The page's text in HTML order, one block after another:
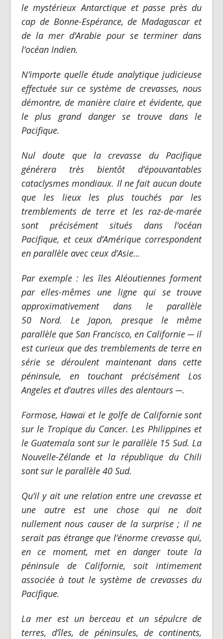
le mystérieux Antarctique et passe près du
cap de Bonne-Espérance, de Madagascar et
de la mer d’Arabie pour se terminer dans
l’océan Indien.
N’importe quelle étude analytique judicieuse
effectuée sur ce système de crevasses, nous
démontre, de manière claire et évidente, que
le plus grand danger se trouve dans le
Pacifique.
Nul doute que la crevasse du Pacifique
générera très bientôt d’épouvantables
cataclysmes mondiaux. Il ne fait aucun doute
que les lieux les plus touchés par les
tremblements de terre et les raz-de-marée
sont précisément situés dans l’océan
Pacifique, et ceux d’Amérique correspondent
en parallèle avec ceux d’Asie…
Par exemple : les îles Aléoutiennes forment
par elles-mêmes une ligne qui se trouve
approximativement dans le parallèle
50 Nord. Le Japon, presque le même
parallèle que San Francisco, en Californie─ il
est curieux que des tremblements de terre en
série se déroulent maintenant dans cette
péninsule, en touchant précisément Los
Angeles et d’autres villes des alentours ─.
Formose, Hawaï et le golfe de Californie sont
sur le Tropique du Cancer. Les Philippines et
le Guatemala sont sur le parallèle 15 Sud. La
Nouvelle-Zélande et la république du Chili
sont sur le parallèle 40 Sud.
Qu’il y ait une relation entre une crevasse et
une autre est une chose qui ne doit
nullement nous causer de la surprise ; il ne
serait pas étrange que l’énorme crevasse qui,
en ce moment, met en danger toute la
péninsule de Californie, soit intimement
associée à tout le système de crevasses du
Pacifique.
La mer est un berceau et un sépulcre de
terres, d’îles, de péninsules, de continents,